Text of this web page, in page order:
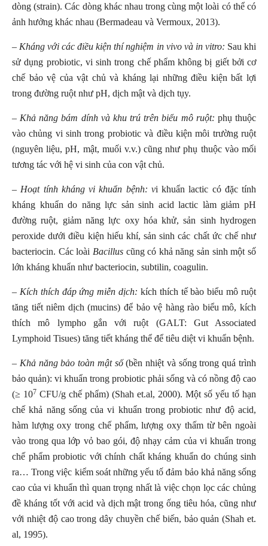
dòng (strain). Các dòng khác nhau trong cùng một loài có thể có
ảnh hưởng khác nhau (Bermadeau và Vermoux, 2013).
– Kháng với các điều kiện thí nghiệm in vivo và in vitro: Sau khi
sử dụng probiotic, vi sinh trong chế phẩm không bị giết bởi cơ
chế bảo vệ của vật chủ và kháng lại những điều kiện bất lợi
trong đường ruột như pH, dịch mật và dịch tụy.
– Khả năng bám dính và khu trú trên biểu mô ruột: phụ thuộc
vào chủng vi sinh trong probiotic và điều kiện môi trường ruột
(nguyên liệu, pH, mật, muối v.v.) cũng như phụ thuộc vào mối
tương tác với hệ vi sinh của con vật chủ.
– Hoạt tính kháng vi khuẩn bệnh: vi khuẩn lactic có đặc tính
kháng khuẩn do năng lực sản sinh acid lactic làm giảm pH
đường ruột, giảm năng lực oxy hóa khử, sản sinh hydrogen
peroxide dưới điều kiện hiếu khí, sản sinh các chất ức chế như
bacteriocin. Các loài Bacilluscũng có khả năng sản sinh một số
lớn kháng khuẩn như bacteriocin, subtilin, coagulin.
– Kích thích đáp ứng miễn dịch: kích thích tế bào biểu mô ruột
tăng tiết niêm dịch (mucins) để bảo vệ hàng rào biểu mô, kích
thích mô lympho gắn với ruột (GALT: Gut Associated
Lymphoid Tisues) tăng tiết kháng thể để tiêu diệt vi khuẩn bệnh.
– Khả năng bảo toàn mật số(bền nhiệt và sống trong quá trình
bảo quản): vi khuẩn trong probiotic phải sống và có nồng độ cao
(≥ 107 CFU/g chế phẩm) (Shah et.al, 2000). Một số yếu tố hạn
chế khả năng sống của vi khuẩn trong probiotic như độ acid,
hàm lượng oxy trong chế phẩm, lượng oxy thấm từ bên ngoài
vào trong qua lớp vỏ bao gói, độ nhạy cảm của vi khuẩn trong
chế phẩm probiotic với chính chất kháng khuẩn do chúng sinh
ra… Trong việc kiểm soát những yếu tố đảm bảo khả năng sống
cao của vi khuẩn thì quan trọng nhất là việc chọn lọc các chủng
đề kháng tốt với acid và dịch mật trong ống tiêu hóa, cũng như
với nhiệt độ cao trong dây chuyền chế biến, bảo quản (Shah et.
al, 1995).